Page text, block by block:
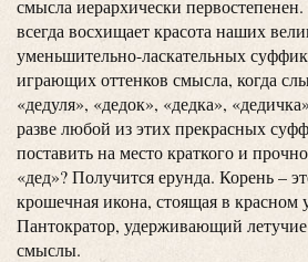
смысла иерархически
всегда восхищает красота наших
уменьшительно-ласкательных
играющих оттенков смысла, когда
«дедуля», «дедок», «дедка»,
разве любой из этих прекрасных
поставить на место краткого и
«дед»? Получится ерунда. Корень –
крошечная икона, стоящая в красном
Пантократор, удерживающий
смыслы.